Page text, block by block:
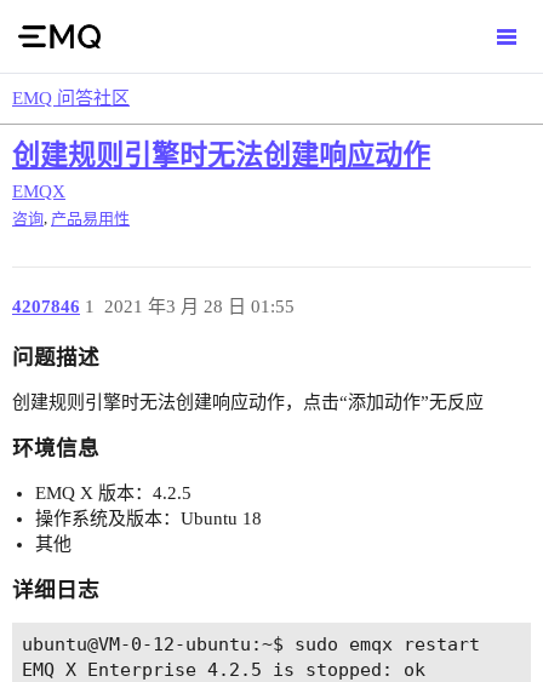
EMQ 问答社区
创建规则引擎时无法创建响应动作
EMQX
咨询 产品易用性
4207846 2021 年3 月 28 日 01:55
1
问题描述
创建规则引擎时无法创建响应动作，点击“添加动作”无反应
环境信息
EMQ X 版本：4.2.5
操作系统及版本：Ubuntu 18
其他
详细日志
ubuntu@VM-0-12-ubuntu:~$ sudo emqx restart
EMQ X Enterprise 4.2.5 is stopped: ok